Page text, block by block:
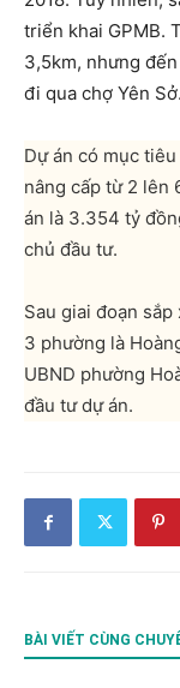
triển khai GPMB.
3,5km, nhưng
đi qua chợ Yên Sở.
Dự án có mục
nâng cấp từ 2 lên
án là 3.354 tỷ
chủ đầu tư.
Sau giai đoạn
3 phường là
UBND phường
đầu tư dự án.
BÀI VIẾT CÙNG